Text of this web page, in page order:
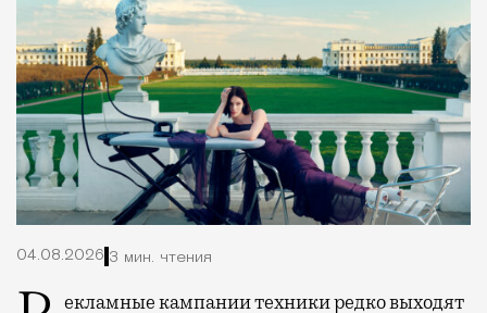
04.08.2026 3 мин. чтения